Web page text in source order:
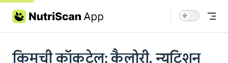
Skip to content
किमची कॉकटेल: कैलोरी, न्यूट्रिशन